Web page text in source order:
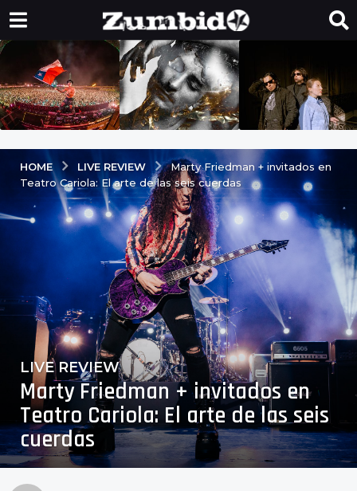
HOME LIVE REVIEW
Marty Friedman + invitados en
Teatro Cariola: El arte de las seis cuerdas
1
a
ñ
o
a
g
o
LIVE REVIEW
Marty Friedman + invitados en
Teatro Cariola: El arte de las seis
cuerdas